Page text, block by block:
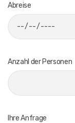
Abreise
Anzahl der Personen
Ihre Anfrage